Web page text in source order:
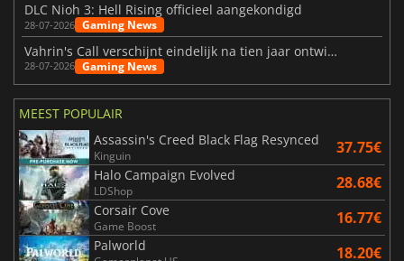
DLC Nioh 3: Hell Rising officieel aangekondigd
28-07-2026 Gaming News
Vahrin's Call verschijnt eindelijk na tien jaar ontwikkeling
28-07-2026 Gaming News
MEEST POPULAIR
Assassin's Creed Black Flag Resynced
Kinguin 37.75€
Halo Campaign Evolved
LDShop 28.68€
Corsair Cove
Game Boost 16.77€
Palworld 18.20€